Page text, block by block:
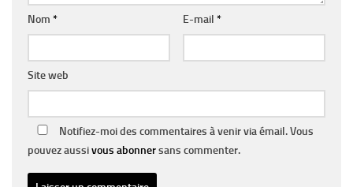
Nom * E-mail *
Site web
Notifiez-moi des commentaires à venir via émail. Vous
pouvez aussivous abonnersans commenter.